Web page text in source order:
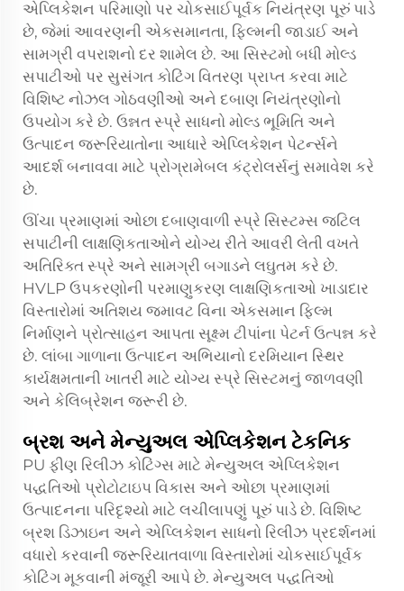
એપ્લિકેશન પરિમાણો પર ચોકસાઈપૂર્વક નિયંત્રણ પૂરું પાડે
છે, જેમાં આવરણની એકસમાનતા, ફિલ્મની જાડાઈ અને
સામગ્રી વપરાશનો દર શામેલ છે. આ સિસ્ટમો બધી મોલ્ડ
સપાટીઓ પર સુસંગત કોટિંગ વિતરણ પ્રાપ્ત કરવા માટે
વિશિષ્ટ નોઝલ ગોઠવણીઓ અને દબાણ નિયંત્રણોનો
ઉપયોગ કરે છે. ઉન્નત સ્પ્રે સાધનો મોલ્ડ ભૂમિતિ અને
ઉત્પાદન જરૂરિયાતોના આધારે એપ્લિકેશન પેટર્ન્સને
આદર્શ બનાવવા માટે પ્રોગ્રામેબલ કંટ્રોલર્સનું સમાવેશ કરે
છે.
ઊંચા પ્રમાણમાં ઓછા દબાણવાળી સ્પ્રે સિસ્ટમ્સ જટિલ
સપાટીની લાક્ષણિકતાઓને યોગ્ય રીતે આવરી લેતી વખતે
અતિરિક્ત સ્પ્રે અને સામગ્રી બગાડને લઘુતમ કરે છે.
HVLP ઉપકરણોની પરમાણુકરણ લાક્ષણિકતાઓ ખાડાદાર
વિસ્તારોમાં અતિશય જમાવટ વિના એકસમાન ફિલ્મ
નિર્માણને પ્રોત્સાહન આપતા સૂક્ષ્મ ટીપાંના પેટર્ન ઉત્પન્ન કરે
છે. લાંબા ગાળાના ઉત્પાદન અભિયાનો દરમિયાન સ્થિર
કાર્યક્ષમતાની ખાતરી માટે યોગ્ય સ્પ્રે સિસ્ટમનું જાળવણી
અને કેલિબ્રેશન જરૂરી છે.
બ્રશ અને મેન્યુઅલ એપ્લિકેશન ટેકનિક
PU ફીણ રિલીઝ કોટિંગ્સ માટે મેન્યુઅલ એપ્લિકેશન
પદ્ધતિઓ પ્રોટોટાઇપ વિકાસ અને ઓછા પ્રમાણમાં
ઉત્પાદનના પરિદૃશ્યો માટે લચીલાપણું પૂરું પાડે છે. વિશિષ્ટ
બ્રશ ડિઝાઇન અને એપ્લિકેશન સાધનો રિલીઝ પ્રદર્શનમાં
વધારો કરવાની જરૂરિયાતવાળા વિસ્તારોમાં ચોકસાઈપૂર્વક
કોટિંગ મૂકવાની મંજૂરી આપે છે. મેન્યુઅલ પદ્ધતિઓ